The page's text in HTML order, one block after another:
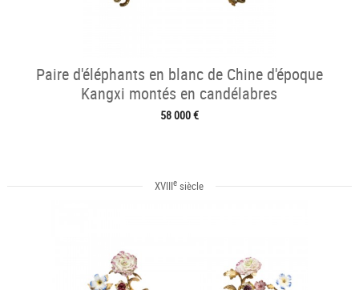
Paire d'éléphants en blanc de Chine d'époque
Kangxi montés en candélabres
58 000 €
XVIIIe siècle